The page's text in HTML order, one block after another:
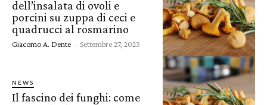
dell’insalata di ovoli e
porcini su zuppa di ceci e
quadrucci al rosmarino
Giacomo A. Dente - Settembre 27, 2023
NEWS
Il fascino dei funghi: come